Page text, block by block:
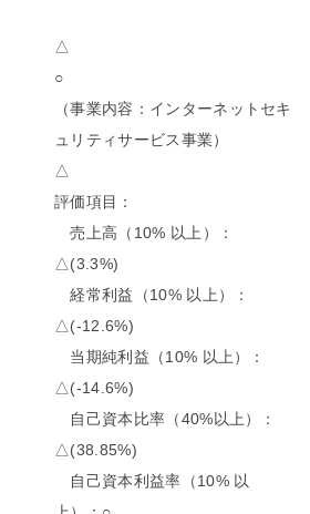
△
○
（事業内容：インターネットセキ
ュリティサービス事業）
△
評価項目：
売上高（10% 以上）：
△(3.3%)
経常利益（10% 以上）：
△(-12.6%)
当期純利益（10% 以上）：
△(-14.6%)
自己資本比率（40%以上）：
△(38.85%)
自己資本利益率（10% 以